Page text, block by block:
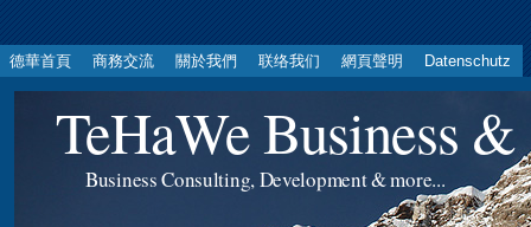
德華首頁 商務交流 關於我們 联络我们 網頁聲明 Datenschutz
TeHaWe Business
Business Consulting, Development & more...